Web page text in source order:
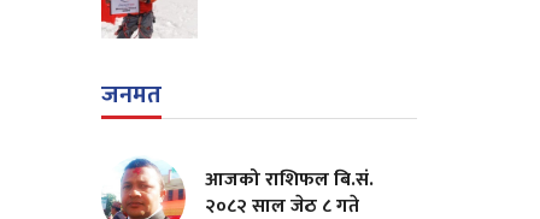
जनमत
आजको राशिफल बि.सं.
२०८२ साल जेठ ८ गते